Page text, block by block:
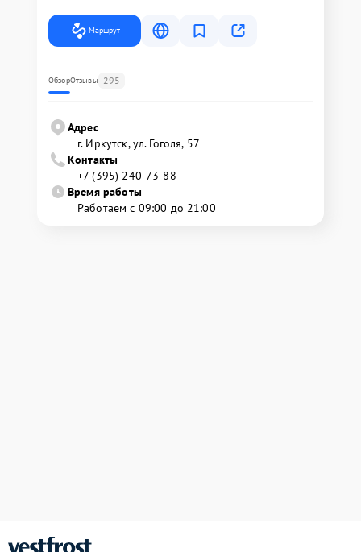
Маршрут
ОбзорОтзывы 295
Адрес
г. Иркутск, ул. ​Гоголя, 57
Контакты
+7 (395) 240-73-88
Время работы
Работаем с 09:00 до 21:00